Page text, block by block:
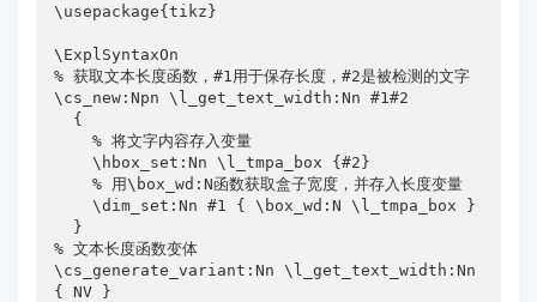
\usepackage{tikz}
\ExplSyntaxOn
% 获取文本长度函数，#1用于保存长度，#2是被检测的文字
\cs_new:Npn \l_get_text_width:Nn #1#2
    % 将文字内容存入变量
    \hbox_set:Nn \l_tmpa_box {#2}
    % 用\box_wd:N函数获取盒子宽度，并存入长度变量
    \dim_set:Nn #1 { \box_wd:N \l_tmpa_box }
% 文本长度函数变体
\cs_generate_variant:Nn \l_get_text_width:Nn
{ NV }